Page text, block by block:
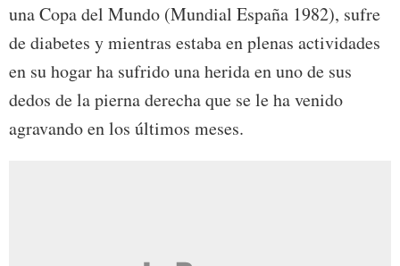
una Copa del Mundo (Mundial España 1982), sufre
de diabetes y mientras estaba en plenas actividades
en su hogar ha sufrido una herida en uno de sus
dedos de la pierna derecha que se le ha venido
agravando en los últimos meses.